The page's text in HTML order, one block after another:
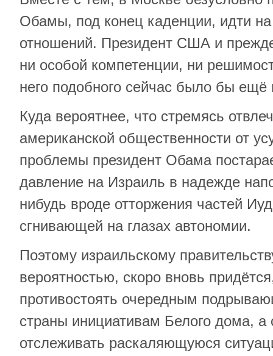
Обамы, под конец каденции, идти
отношений. Президент США и
ни особой компетенции, ни
него подобного сейчас было бы ещё
Куда вероятнее, что стремясь
американской общественности от
проблемы президент Обама
давление на Израиль в надежде
нибудь вроде отторжения частей
сгнивающей на глазах автономии.
Поэтому израильскому
вероятностью, скоро вновь
противостоять очередным
страны инициативам Белого дома, а
отслеживать раскаляющуюся